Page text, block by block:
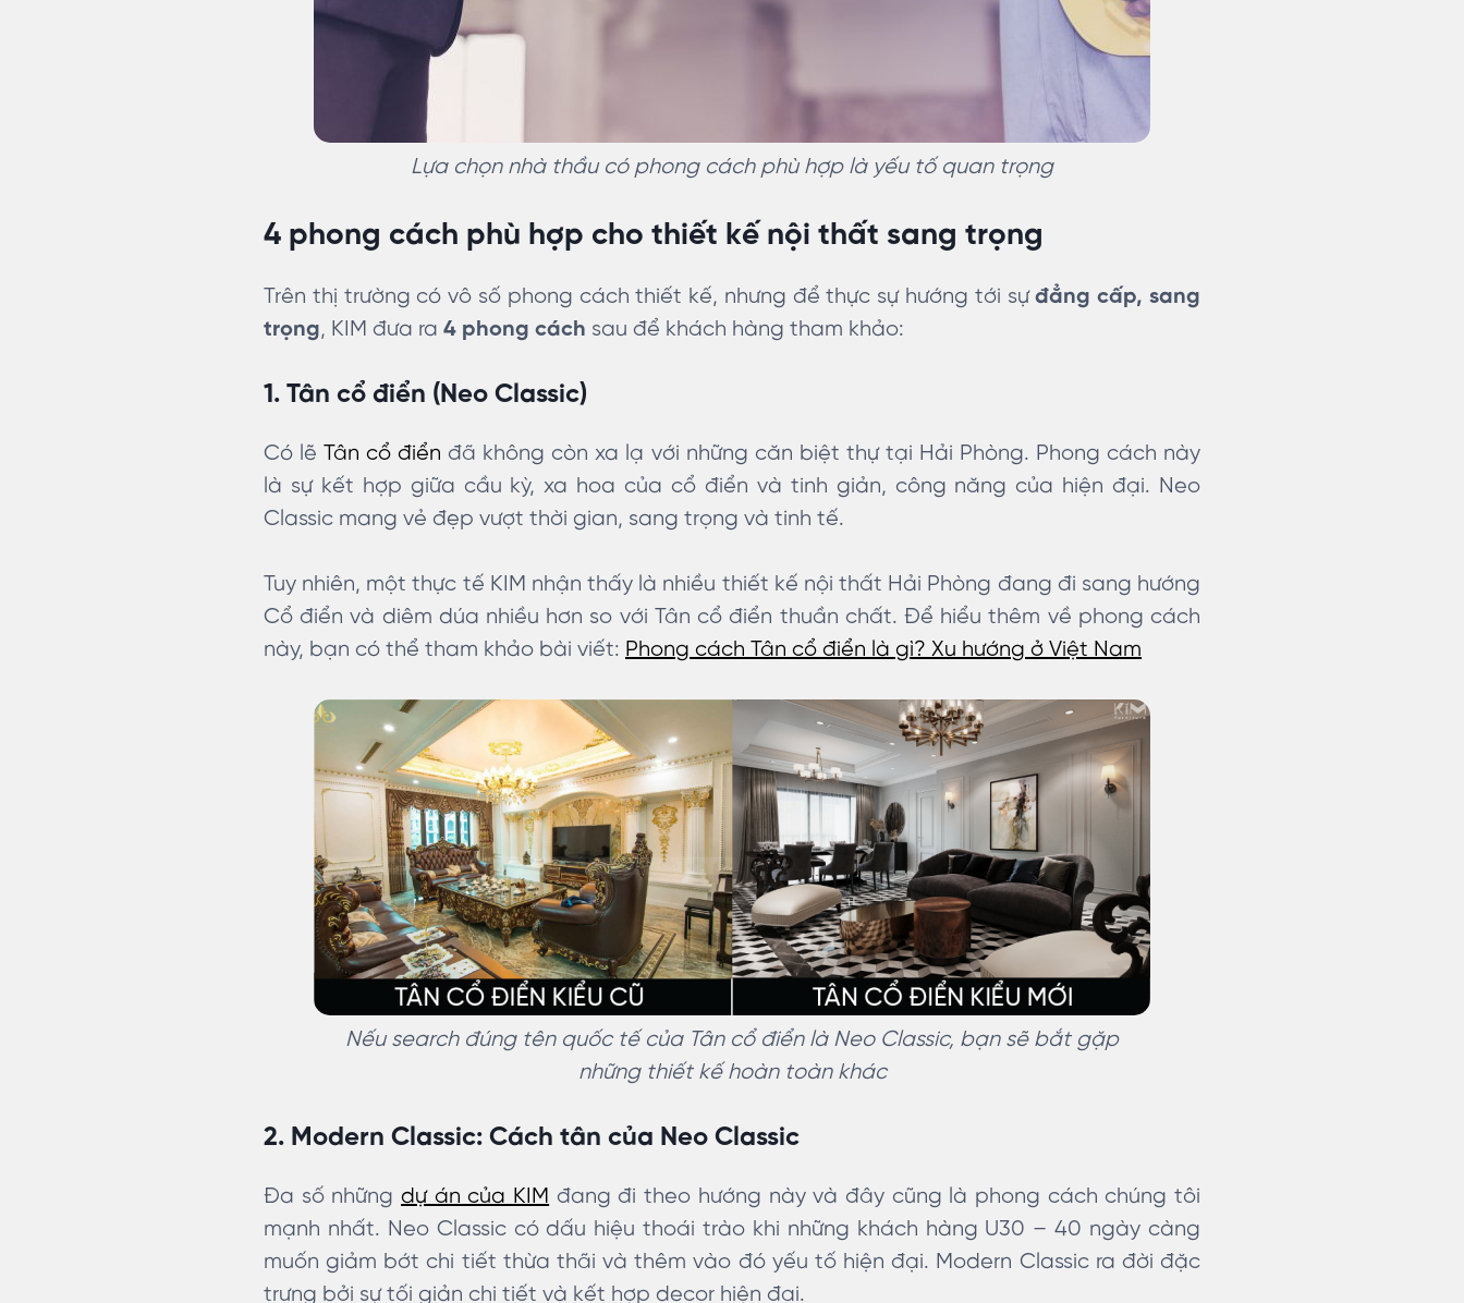
Lựa chọn nhà thầu có phong cách phù hợp là yếu tố quan trọng
4 phong cách phù hợp cho thiết kế nội thất sang trọng
Trên thị trường có vô số phong cách thiết kế, nhưng để thực sự hướng tới sựđẳng cấp, sang
trọng, KIM đưa ra 4 phong cách sau để khách hàng tham khảo:
1. Tân cổ điển (Neo Classic)
Có lẽTân cổ điển đã không còn xa lạ với những căn biệt thự tại Hải Phòng. Phong cách này
là sự kết hợp giữa cầu kỳ, xa hoa của cổ điển và tinh giản, công năng của hiện đại. Neo
Classic mang vẻ đẹp vượt thời gian, sang trọng và tinh tế.
Tuy nhiên, một thực tế KIM nhận thấy là nhiều thiết kế nội thất Hải Phòng đang đi sang hướng
Cổ điển và diêm dúa nhiều hơn so với Tân cổ điển thuần chất. Để hiểu thêm về phong cách
này, bạn có thể tham khảo bài viết: Phong cách Tân cổ điển là gì? Xu hướng ở Việt Nam
Nếu search đúng tên quốc tế của Tân cổ điển là Neo Classic, bạn sẽ bắt gặp
những thiết kế hoàn toàn khác
2. Modern Classic: Cách tân của Neo Classic
Đa số nhữngdự án của KIM đang đi theo hướng này và đây cũng là phong cách chúng tôi
mạnh nhất. Neo Classic có dấu hiệu thoái trào khi những khách hàng U30 – 40 ngày càng
muốn giảm bớt chi tiết thừa thãi và thêm vào đó yếu tố hiện đại. Modern Classic ra đời đặc
trưng bởi sự tối giản chi tiết và kết hợp decor hiện đại.